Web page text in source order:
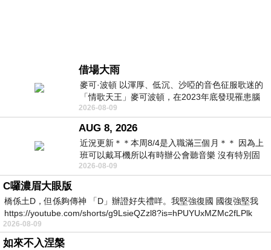
借場大雨
麥可·波頓 以渾厚、低沉、沙啞的音色征服歌迷的
「情歌天王」麥可波頓，在2023年底發現罹患腦
瘤「祈禱早日康復，一切都好」。
2026-08-09
AUG 8, 2026
近況更新＊＊本周8/4是入職滿三個月＊＊ 因為上
班可以戴耳機所以有時辦公會聽音樂 沒有特別固
定哪天但就是一周某一天會固定聽'90
2026-08-09
C囉濃眉大眼版
橋係土D，但係夠傳神 「D」辦證好失禮咩。我堅強復國 國復強堅我
https://youtube.com/shorts/g9LsieQZzl8?is=hPUYUxMZMc2fLPlk
2026-08-09
如來不入涅槃